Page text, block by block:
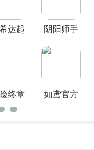
达起
阴阳师手
终章
如鸢官方